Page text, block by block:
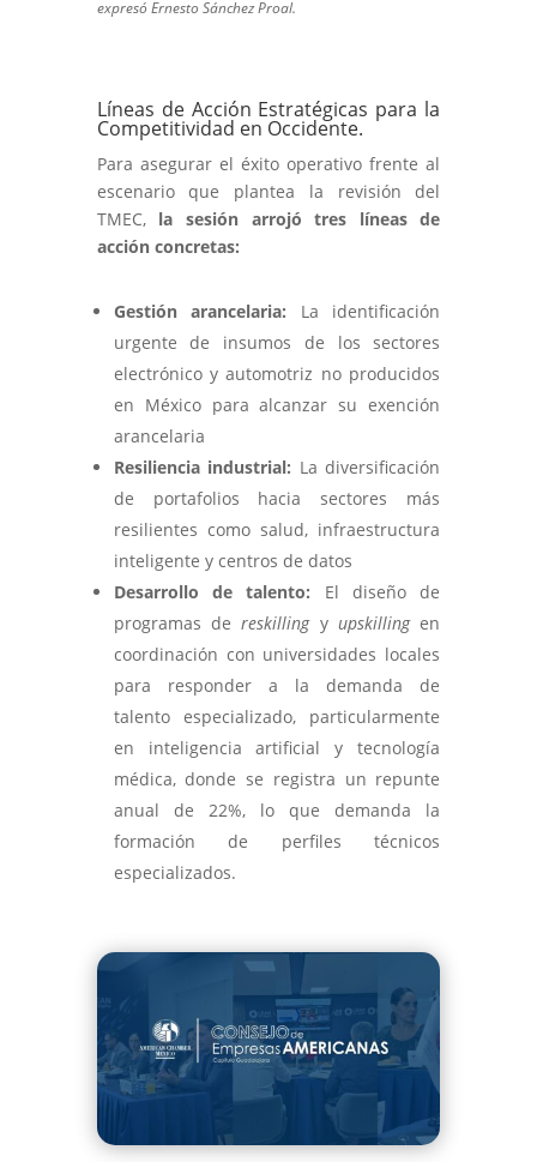
expresó Ernesto Sánchez Proal.
Líneas de Acción Estratégicas para la
Competitividad en Occidente.
Para asegurar el éxito operativo frente al
escenario que plantea la revisión del
TMEC, la sesión arrojó tres líneas de
acción concretas:
Gestión arancelaria: La identificación
urgente de insumos de los sectores
electrónico y automotriz no producidos
en México para alcanzar su exención
arancelaria
Resiliencia industrial: La diversificación
de portafolios hacia sectores más
resilientes como salud, infraestructura
inteligente y centros de datos
Desarrollo de talento: El diseño de
programas dereskilling yupskillingen
coordinación con universidades locales
para responder a la demanda de
talento especializado, particularmente
en inteligencia artificial y tecnología
médica, donde se registra un repunte
anual de 22%, lo que demanda la
formación de perfiles técnicos
especializados.